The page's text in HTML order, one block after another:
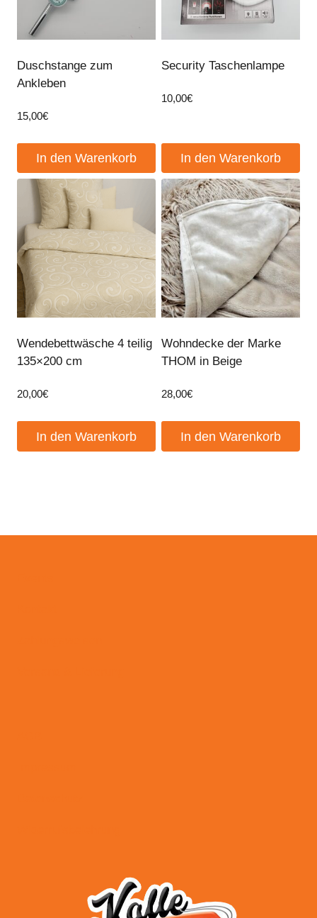
Duschstange zum
Ankleben
15,00€
In den Warenkorb
Security Taschenlampe
10,00€
In den Warenkorb
Wendebettwäsche 4 teilig
135×200 cm
20,00€
In den Warenkorb
Wohndecke der Marke
THOM in Beige
28,00€
In den Warenkorb